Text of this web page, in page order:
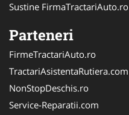
Sustine FirmaTractariAuto.ro
Parteneri
FirmeTractariAuto.ro
TractariAsistentaRutiera.com
NonStopDeschis.ro
Service-Reparatii.com